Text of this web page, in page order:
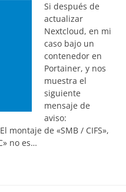
Si después de
actualizar
Nextcloud, en mi
caso bajo un
contenedor en
Portainer, y nos
muestra el
siguiente
mensaje de
aviso:
montaje de «SMB / CIFS»,
no es…